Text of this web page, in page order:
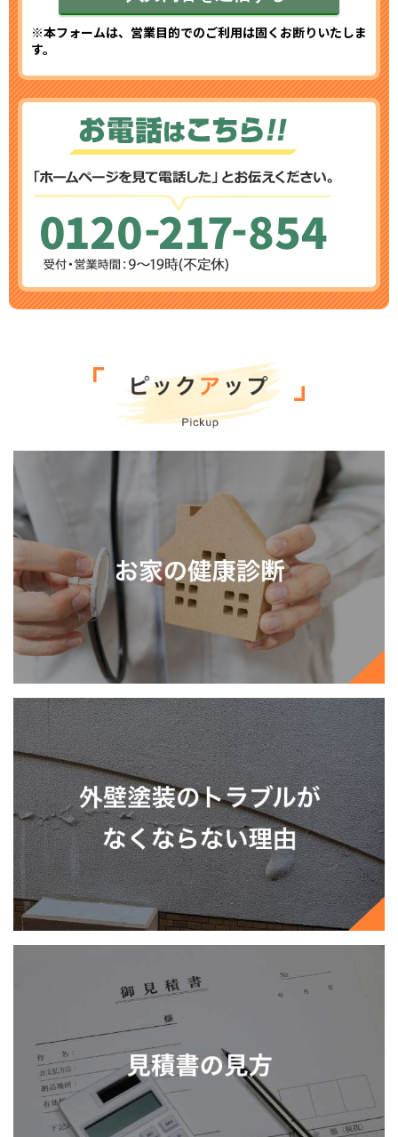
※本フォームは、営業目的でのご利用は固くお断りいたしま
す。